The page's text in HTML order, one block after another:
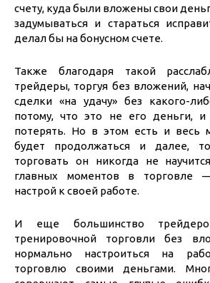
счету, куда были вложены свои
задумываться и стараться
делал бы на бонусном счете.
Также благодаря такой
трейдеры, торгуя без вложений,
сделки «на удачу» без какого-
потому, что это не его деньги,
потерять. Но в этом есть и весь
будет продолжаться и далее,
торговать он никогда не
главных моментов в торговле
настрой к своей работе.
И еще большинство
тренировочной торговли без
нормально настроиться на
торговлю своими деньгами.